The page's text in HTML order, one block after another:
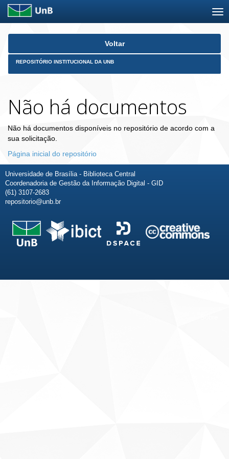
Skip
Voltar
REPOSITÓRIO INSTITUCIONAL DA UNB
Não há documentos
Não há documentos disponíveis no repositório de acordo com a
sua solicitação.
Página inicial do repositório
Universidade de Brasília - Biblioteca Central
Coordenadoria de Gestão da Informação Digital - GID
(61) 3107-2683
repositorio@unb.br